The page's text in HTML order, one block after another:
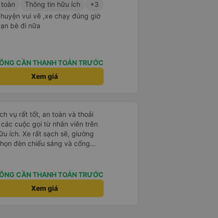
Thông tin hữu ích
+3
vui vẽ ,xe chạy đúng giờ
bè đi nữa
CẦN THANH TOÁN TRƯỚC
Xem giá
vụ rất tốt, an toàn và thoải
cuộc gọi từ nhân viên trên
ích. Xe rất sạch sẽ, giường
đèn chiếu sáng và cổng
Nhân viên rất lịch sự và xe
CẦN THANH TOÁN TRƯỚC
Xem giá